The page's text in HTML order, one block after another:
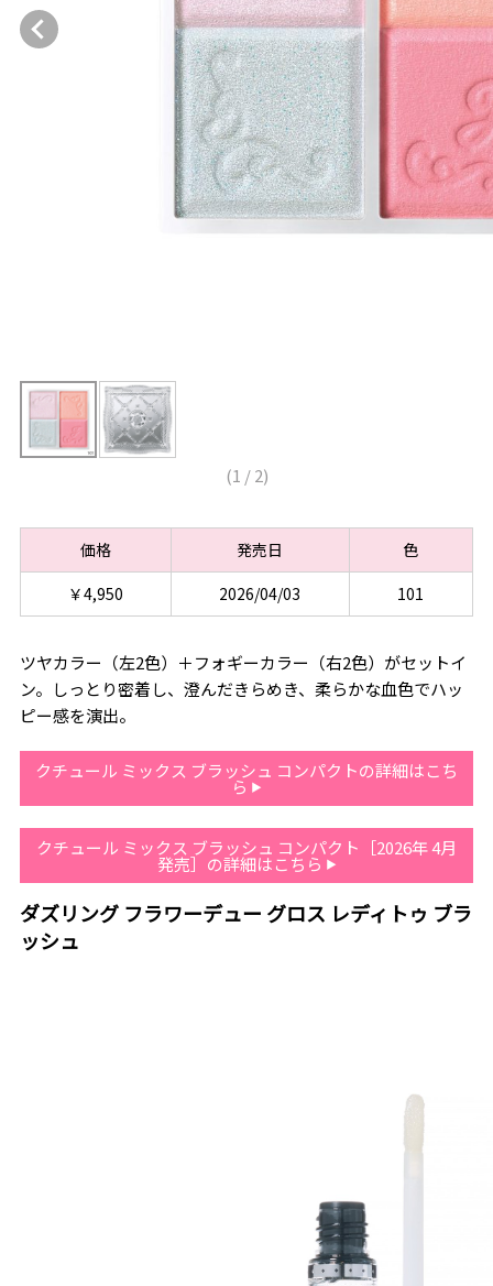
(1 /2)
価格 発売日
色
￥4,950
2026/04/03 101
ツヤカラー（左2色）＋フォギーカラー（右2色）がセットイ
ン。しっとり密着し、澄んだきらめき、柔らかな血色でハッ
ピー感を演出。
クチュール ミックス ブラッシュ コンパクトの詳細はこち
ら
クチュール ミックス ブラッシュ コンパクト［2026年 4月
発売］の詳細はこちら
ダズリング フラワーデュー グロス レディトゥ ブラ
ッシュ